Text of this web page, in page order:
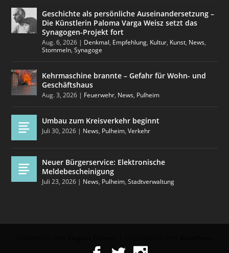
Geschichte als persönliche Auseinandersetzung –
Die Künstlerin Paloma Varga Weisz setzt das
Synagogen-Projekt fort
Aug. 6, 2026 | Denkmal, Empfehlung, Kultur, Kunst, News,
Stommeln,Synagoge
Kehrmaschine brannte – Gefahr für Wohn- und
Geschäftshaus
Aug. 3, 2026 | Feuerwehr, News, Pulheim
Umbau zum Kreisverkehr beginnt
Juli 30, 2026 | News, Pulheim,Verkehr
Neuer Bürgerservice: Elektronische
Meldebescheinigung
Juli 23, 2026 | News, Pulheim,Stadtverwaltung